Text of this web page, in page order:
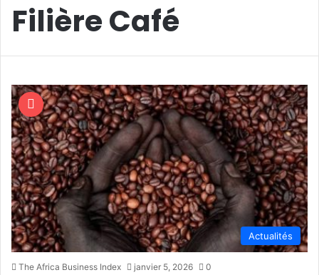
Filière Café
Actualités
The Africa Business Index janvier 5, 2026 0